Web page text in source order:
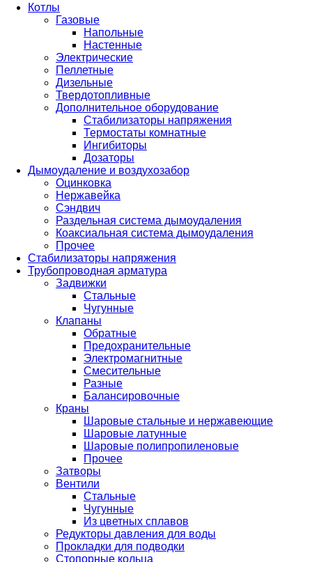
Котлы
Газовые
Напольные
Настенные
Электрические
Пеллетные
Дизельные
Твердотопливные
Дополнительное оборудование
Стабилизаторы напряжения
Термостаты комнатные
Ингибиторы
Дозаторы
Дымоудаление и воздухозабор
Оцинковка
Нержавейка
Сэндвич
Раздельная система дымоудаления
Коаксиальная система дымоудаления
Прочее
Стабилизаторы напряжения
Трубопроводная арматура
Задвижки
Стальные
Чугунные
Клапаны
Обратные
Предохранительные
Электромагнитные
Смесительные
Разные
Балансировочные
Краны
Шаровые стальные и нержавеющие
Шаровые латунные
Шаровые полипропиленовые
Прочее
Затворы
Вентили
Стальные
Чугунные
Из цветных сплавов
Редукторы давления для воды
Прокладки для подводки
Стопорные кольца